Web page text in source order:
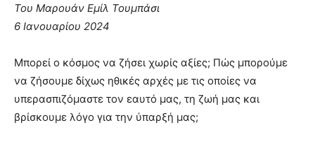
Του Μαρουάν Εμίλ Τουμπάσι
6 Ιανουαρίου 2024
Μπορεί ο κόσμος να ζήσει χωρίς αξίες; Πώς μπορούμε
να ζήσουμε δίχως ηθικές αρχές με τις οποίες να
υπερασπιζόμαστε τον εαυτό μας, τη ζωή μας και
βρίσκουμε λόγο για την ύπαρξή μας;